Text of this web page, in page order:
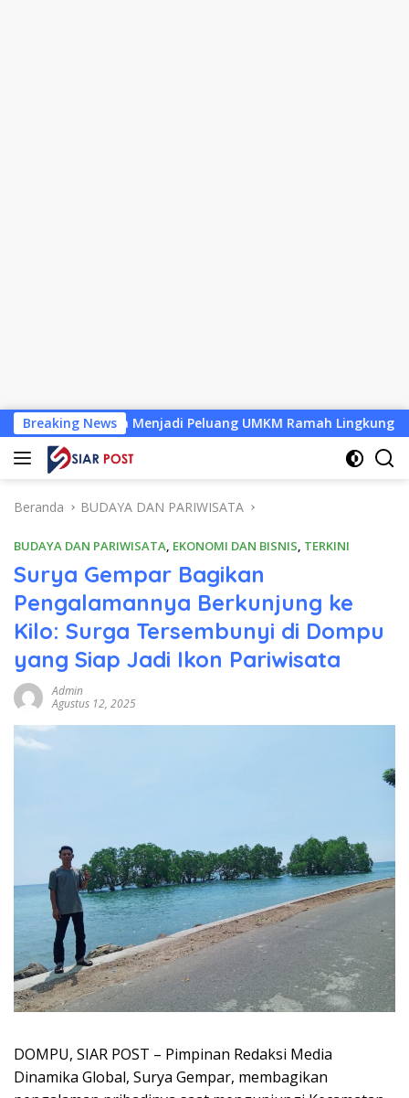
Langsung
ke
konten
Breaking News
Menjadi Peluang UMKM Ramah Lingkungan Desa
Beranda BUDAYA DAN PARIWISATA
BUDAYA DAN PARIWISATA, EKONOMI DAN BISNIS, TERKINI
Surya Gempar Bagikan
Pengalamannya Berkunjung ke
Kilo: Surga Tersembunyi di Dompu
yang Siap Jadi Ikon Pariwisata
Admin
Agustus 12, 2025
DOMPU, SIAR POST – Pimpinan Redaksi Media
Dinamika Global, Surya Gempar, membagikan